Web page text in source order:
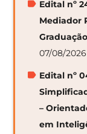
Edital nº
Mediador
07/08/2026
Edital nº
–
em